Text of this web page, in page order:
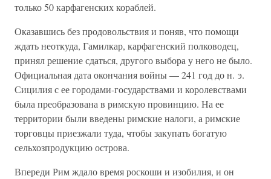
только 50 карфагенских кораблей.
Оказавшись без продовольствия и поняв, что помощи
ждать неоткуда, Гамилкар, карфагенский полководец,
принял решение сдаться, другого выбора у него не было.
Официальная дата окончания войны — 241 год до н. э.
Сицилия с ее городами-государствами и королевствами
была преобразована в римскую провинцию. На ее
территории были введены римские налоги, а римские
торговцы приезжали туда, чтобы закупать богатую
сельхозпродукцию острова.
Впереди Рим ждало время роскоши и изобилия, и он